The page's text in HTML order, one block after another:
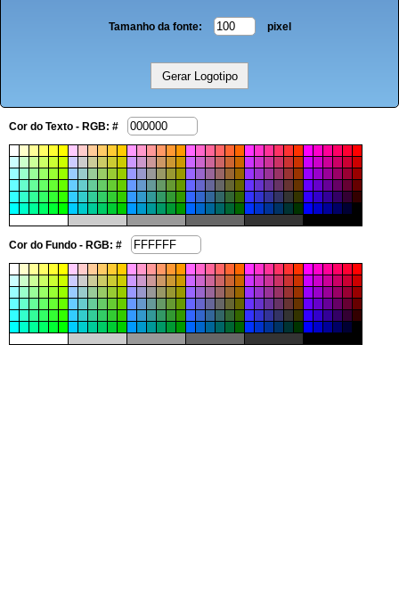
Tamanho da fonte: pixel
Cor do Texto - RGB: #
Cor do Fundo - RGB: #